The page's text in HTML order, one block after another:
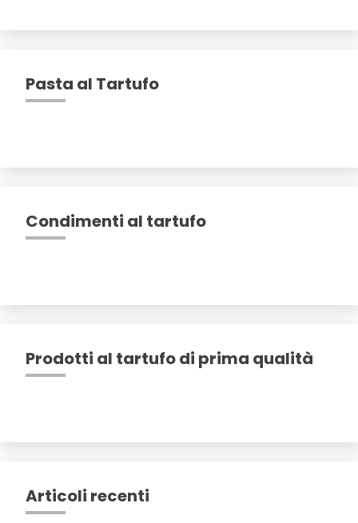
Pasta al Tartufo
Condimenti al tartufo
Prodotti al tartufo di prima qualità
Articoli recenti